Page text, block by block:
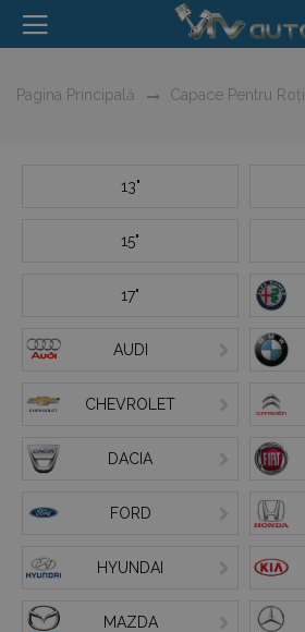
Pagina Principală Capace Pentru Roți
13"
15"
17"
AUDI
CHEVROLET
DACIA
FORD
HYUNDAI
MAZDA